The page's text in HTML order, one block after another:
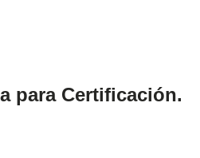
para Certificación.